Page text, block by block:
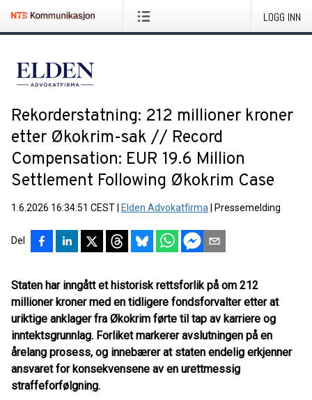
LOGG INN
Rekorderstatning: 212 millioner kroner
etter Økokrim-sak // Record
Compensation: EUR 19.6 Million
Settlement Following Økokrim Case
1.6.2026 16:34:51 CEST Elden Advokatfirma Pressemelding
Del
Staten har inngått et historisk rettsforlik på om 212
millioner kroner med en tidligere fondsforvalter etter at
uriktige anklager fra Økokrim førte til tap av karriere og
inntektsgrunnlag. Forliket markerer avslutningen på en
årelang prosess, og innebærer at staten endelig erkjenner
ansvaret for konsekvensene av en urettmessig
straffeforfølgning.